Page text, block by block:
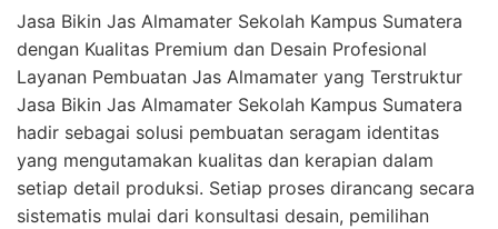
Jasa Bikin Jas Almamater Sekolah Kampus Sumatera
dengan Kualitas Premium dan Desain Profesional
Layanan Pembuatan Jas Almamater yang Terstruktur
Jasa Bikin Jas Almamater Sekolah Kampus Sumatera
hadir sebagai solusi pembuatan seragam identitas
yang mengutamakan kualitas dan kerapian dalam
setiap detail produksi. Setiap proses dirancang secara
sistematis mulai dari konsultasi desain, pemilihan